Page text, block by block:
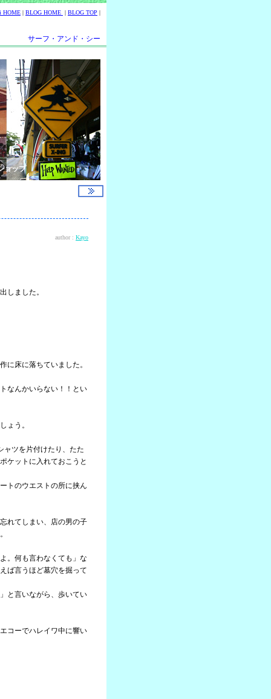
HOME | BLOG HOME | BLOG TOP |
サーフ・アンド・シー
ョップ
author : Kayo
しました。
に床に落ちていました。
なんかいらない！！とい
ょう。
ャツを片付けたり、たた
ケットに入れておこうと
トのウエストの所に挟ん
れてしまい、店の男の子
。何も言わなくても」な
ば言うほど墓穴を掘って
と言いながら、歩いてい
コーでハレイワ中に響い